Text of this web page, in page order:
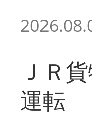
ＪＲ
運転